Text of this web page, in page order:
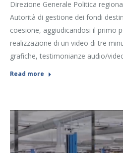
Direzione Generale Politica
Autorità di gestione dei fondi
coesione, aggiudicandosi il primo
realizzazione di un video di tre
grafiche, testimonianze audio/
Read more